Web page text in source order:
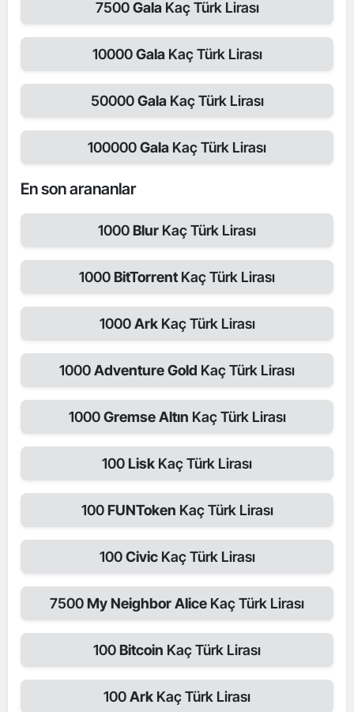
7500Gala Kaç Türk Lirası
10000Gala Kaç Türk Lirası
50000Gala Kaç Türk Lirası
100000Gala Kaç Türk Lirası
En son arananlar
1000Blur Kaç Türk Lirası
1000BitTorrent Kaç Türk Lirası
1000Ark Kaç Türk Lirası
1000Adventure Gold Kaç Türk Lirası
1000Gremse Altın Kaç Türk Lirası
100Lisk Kaç Türk Lirası
100FUNToken Kaç Türk Lirası
100Civic Kaç Türk Lirası
7500My Neighbor Alice Kaç Türk Lirası
100Bitcoin Kaç Türk Lirası
100Ark Kaç Türk Lirası